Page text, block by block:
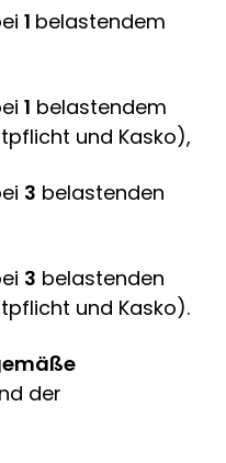
1 belastendem
1 belastendem
und Kasko),
3 belastenden
3 belastenden
und Kasko).
der